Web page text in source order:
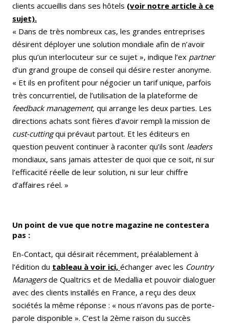
clients accueillis dans ses hôtels (voir notre article à ce
sujet).
« Dans de très nombreux cas, les grandes entreprises
désirent déployer une solution mondiale afin de n’avoir
plus qu’un interlocuteur sur ce sujet », indique l’ex partner
d’un grand groupe de conseil qui désire rester anonyme.
« Et ils en profitent pour négocier un tarif unique, parfois
très concurrentiel, de l’utilisation de la plateforme de
feedback management, qui arrange les deux parties. Les
directions achats sont fières d’avoir rempli la mission de
cust-cuttingqui prévaut partout. Et les éditeurs en
question peuvent continuer à raconter qu’ils sont leaders
mondiaux, sans jamais attester de quoi que ce soit, ni sur
l’efficacité réelle de leur solution, ni sur leur chiffre
d’affaires réel. »
Un point de vue que notre magazine ne contestera
pas :
En-Contact, qui désirait récemment, préalablement à
l’édition du tableau à voir ici, échanger avec les Country
Managersde Qualtrics et de Medallia et pouvoir dialoguer
avec des clients installés en France, a reçu des deux
sociétés la même réponse : « nous n’avons pas de porte-
parole disponible ». C’est la 2ème raison du succès